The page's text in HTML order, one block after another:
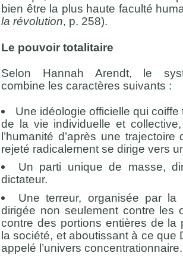
bien être la plus haute faculté
la révolution, p. 258).
Le pouvoir totalitaire
Selon Hannah Arendt, le
combine les caractères suivants :
Une idéologie officielle qui
de la vie individuelle et
l’humanité d’après une trajectoire
rejeté radicalement se dirige vers
Un parti unique de masse,
dictateur.
Une terreur, organisée par la
dirigée non seulement contre les
contre des portions entières de la
la société, et aboutissant à ce que
appelé l’univers concentrationnaire.